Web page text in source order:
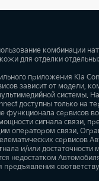
комбинации
для отделки
приложения Kia
зависит от модели,
системы.
доступны только на
функционала сервисов
сигнала связи,
оператором связи.
сервисов
и/или достаточности
недостатком
предъявления